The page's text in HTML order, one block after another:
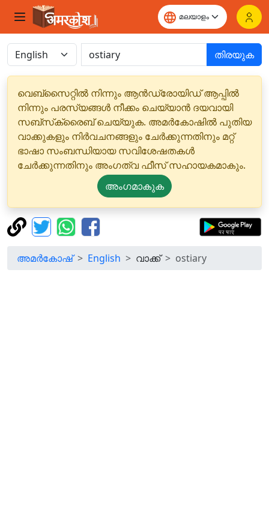
തിരയുക
വെബ്‌സൈറ്റിൽ നിന്നും ആൻഡ്രോയിഡ് ആപ്പിൽ
നിന്നും പരസ്യങ്ങൾ നീക്കം ചെയ്യാൻ ദയവായി
സബ്‌സ്‌ക്രൈബ് ചെയ്യുക. അമർകോഷിൽ പുതിയ
വാക്കുകളും നിർവചനങ്ങളും ചേർക്കുന്നതിനും മറ്റ്
ഭാഷാ സംബന്ധിയായ സവിശേഷതകൾ
ചേർക്കുന്നതിനും അംഗത്വ ഫീസ് സഹായകമാകും.
അംഗമാകുക
അമർകോഷ് English വാക്ക് ostiary